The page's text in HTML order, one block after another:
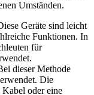
Umständen.
Geräte sind leicht
Funktionen. In
für
dieser Methode
Die
oder eine